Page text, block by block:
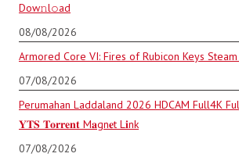
Dow𝚗l𝚘аd
08/08/2026
Armored Core VI: Fires of Rubicon Keys
07/08/2026
Perumahan Laddaland 2026 HDCAM Full4K
𝐘𝐓𝐒 𝐓𝐨𝐫𝐫𝐞𝐧𝐭 M𝐚gn𝐞t L𝐢nk
07/08/2026